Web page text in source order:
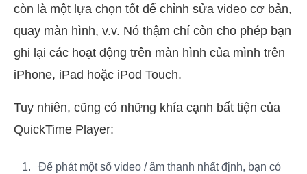
còn là một lựa chọn tốt để chỉnh sửa video cơ bản,
quay màn hình, v.v. Nó thậm chí còn cho phép bạn
ghi lại các hoạt động trên màn hình của mình trên
iPhone, iPad hoặc iPod Touch.
Tuy nhiên, cũng có những khía cạnh bất tiện của
QuickTime Player:
Để phát một số video / âm thanh nhất định, bạn có